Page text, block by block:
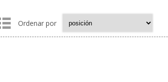
Ordenar por